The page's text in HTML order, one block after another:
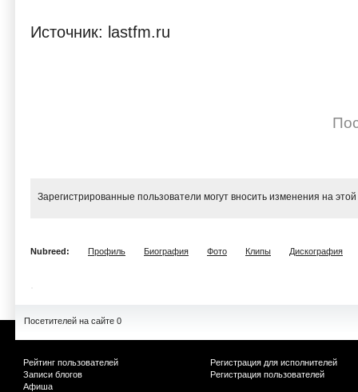
Источник: lastfm.ru
Зарегистрированные пользователи могут вносить изменения на
Nubreed: Профиль Биография Фото Клипы Дискография
Посетителей на сайте 0
Рейтинг пользователей
Записи блогов
Афиша
Регистрация для исполнителей
Регистрация пользователей